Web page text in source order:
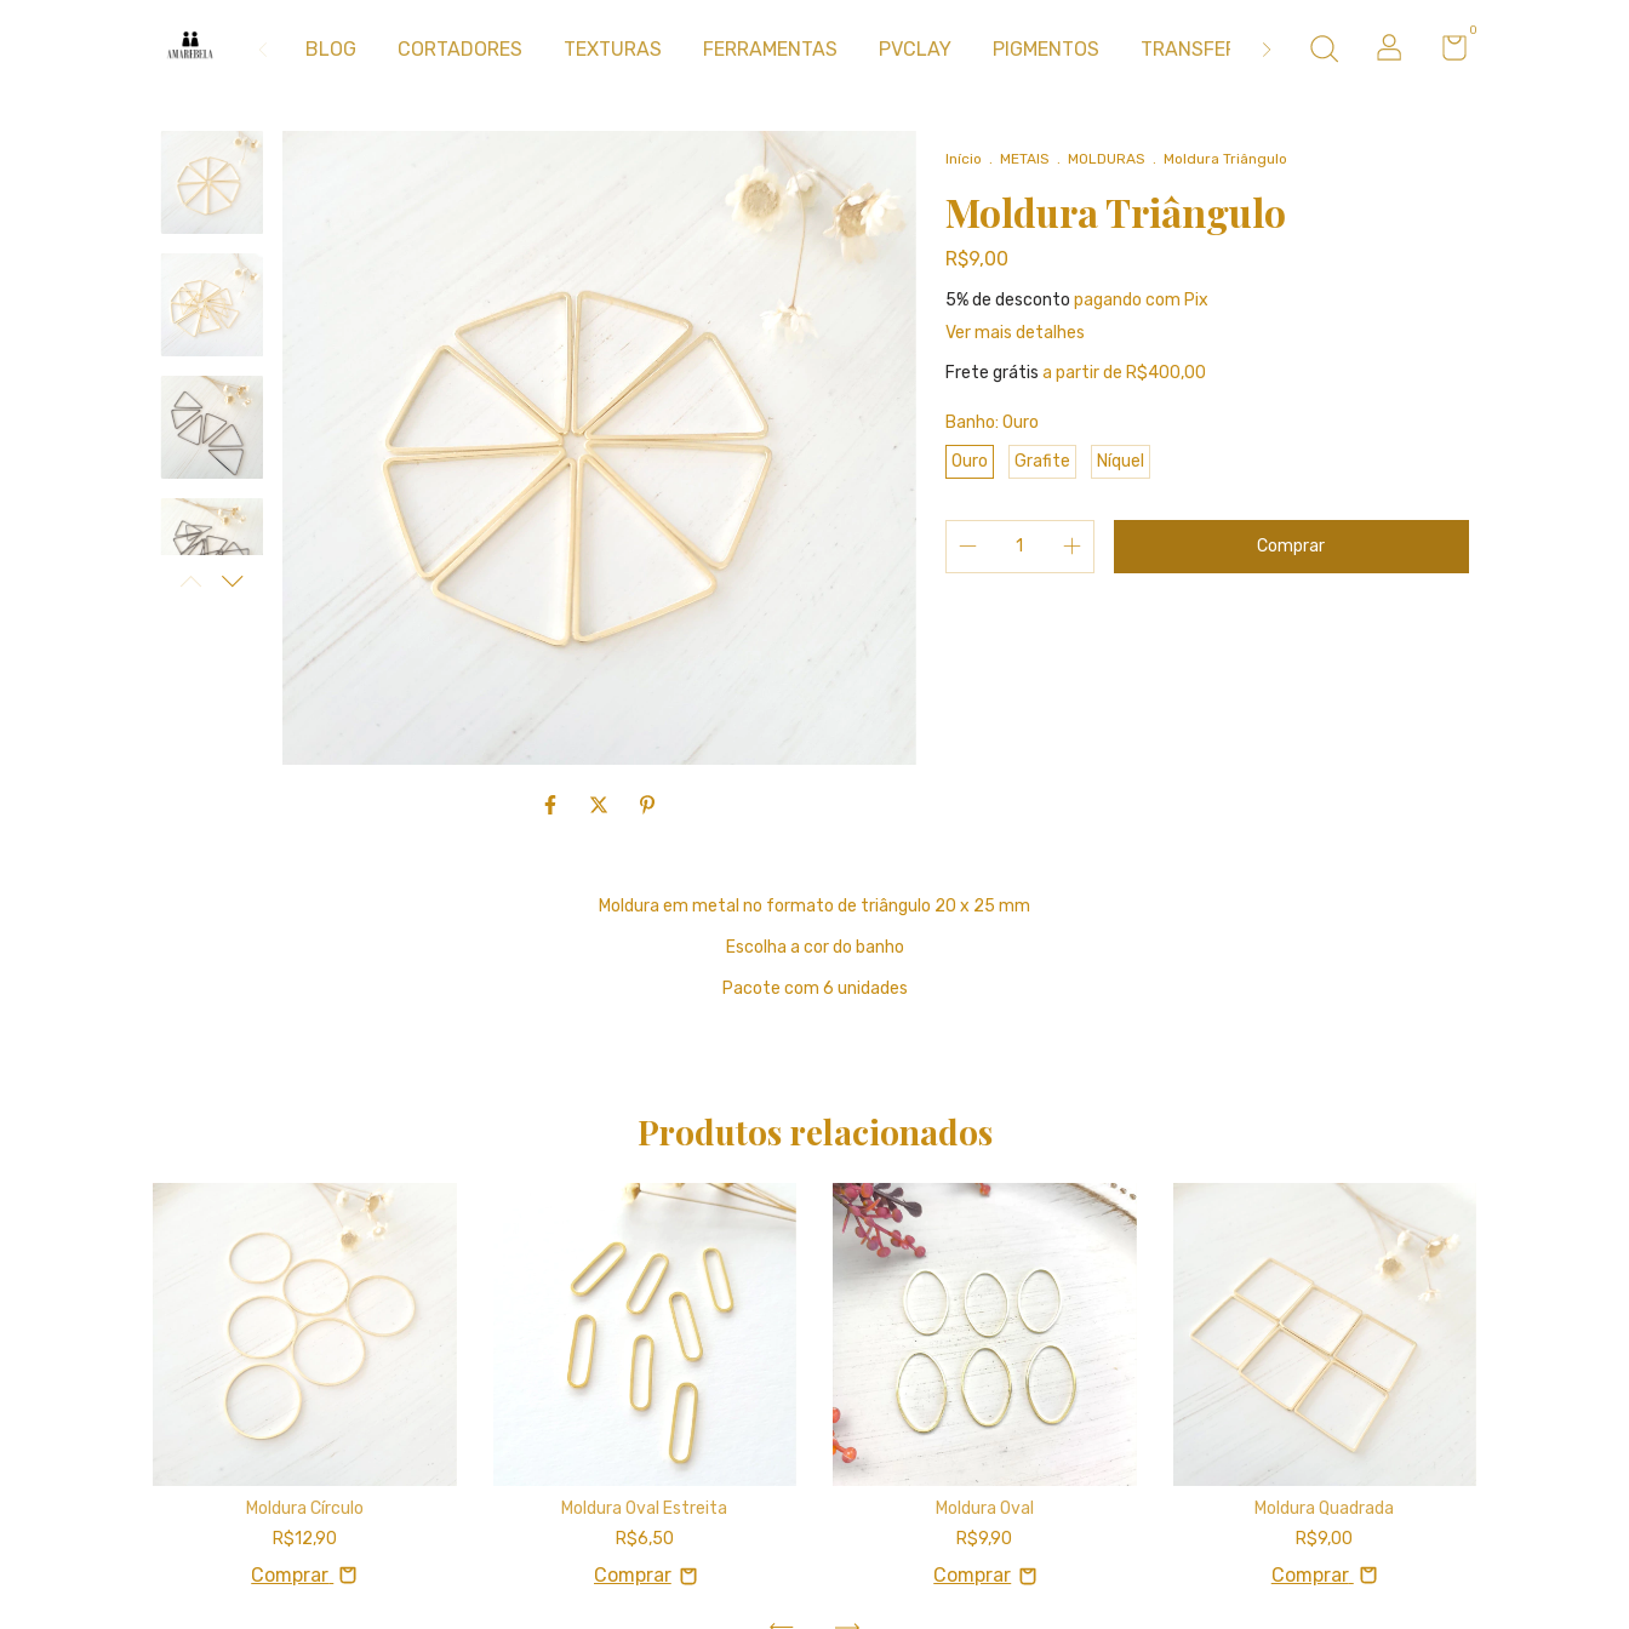
BLOG CORTADORES TEXTURAS FERRAMENTAS PVCLAY PIGMENTOS TRANSFER METAIS MOLDES DE SILICONE
0
Início . METAIS . MOLDURAS . Moldura Triângulo
Moldura Triângulo
R$9,00
5% de desconto pagando com Pix
Ver mais detalhes
Frete grátis a partir de R$400,00
Banho: Ouro
Ouro
Grafite Níquel
Moldura em metal no formato de triângulo 20 x 25 mm
Escolha a cor do banho
Pacote com 6 unidades
Produtos relacionados
Moldura Círculo
R$12,90
Comprar
Moldura Oval Estreita
R$6,50
Moldura Oval
R$9,90
Moldura Quadrada
R$9,00
Comprar